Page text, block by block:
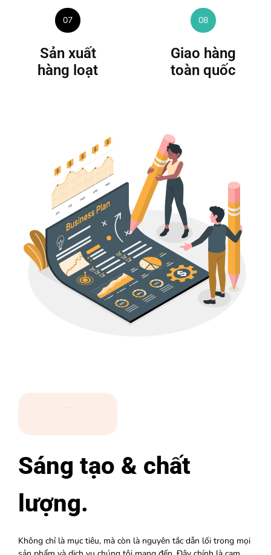
07
Sản xuất
hàng loạt
08
Giao hàng
toàn quốc
Sáng tạo & chất
lượng.
Không chỉ là mục tiêu, mà còn là nguyên tắc dẫn lối trong mọi